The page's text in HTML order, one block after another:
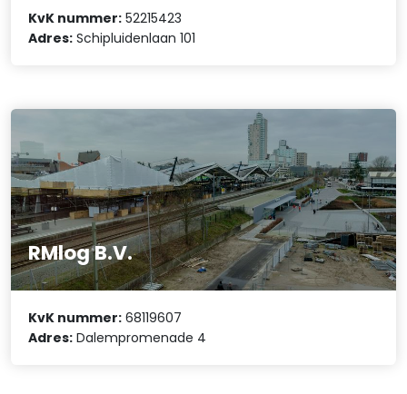
KvK nummer: 52215423
Adres: Schipluidenlaan 101
RMlog B.V.
KvK nummer: 68119607
Adres: Dalempromenade 4